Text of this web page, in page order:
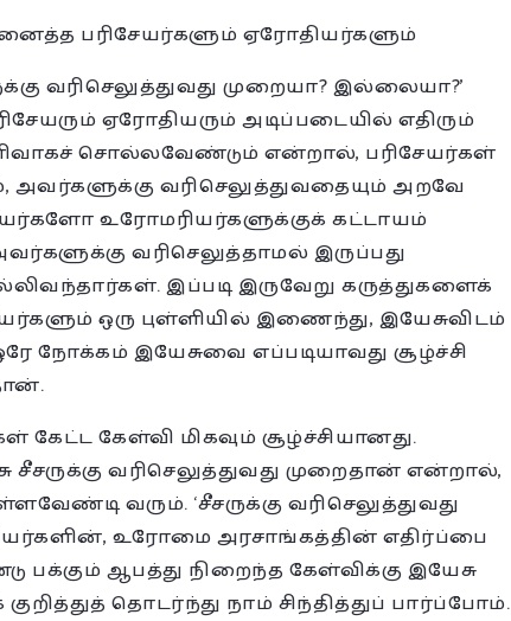
பரிசேயர்களும் ஏரோதியர்களும்
வரிசெலுத்துவது முறையா? இல்லையா?’
ஏரோதியரும் அடிப்படையில் எதிரும்
சொல்லவேண்டும் என்றால், பரிசேயர்கள்
வரிசெலுத்துவதையும் அறவே
உரோமரியர்களுக்குக் கட்டாயம்
வரிசெலுத்தாமல் இருப்பது
இப்படி இருவேறு கருத்துகளைக்
ஒரு புள்ளியில் இணைந்து, இயேசுவிடம்
நோக்கம் இயேசுவை எப்படியாவது சூழ்ச்சி
கேள்வி மிகவும் சூழ்ச்சியானது.
வரிசெலுத்துவது முறைதான் என்றால்,
வரும். ‘சீசருக்கு வரிசெலுத்துவது
உரோமை அரசாங்கத்தின் எதிர்ப்பை
பக்கும் ஆபத்து நிறைந்த கேள்விக்கு இயேசு
தொடர்ந்து நாம் சிந்தித்துப் பார்ப்போம்.